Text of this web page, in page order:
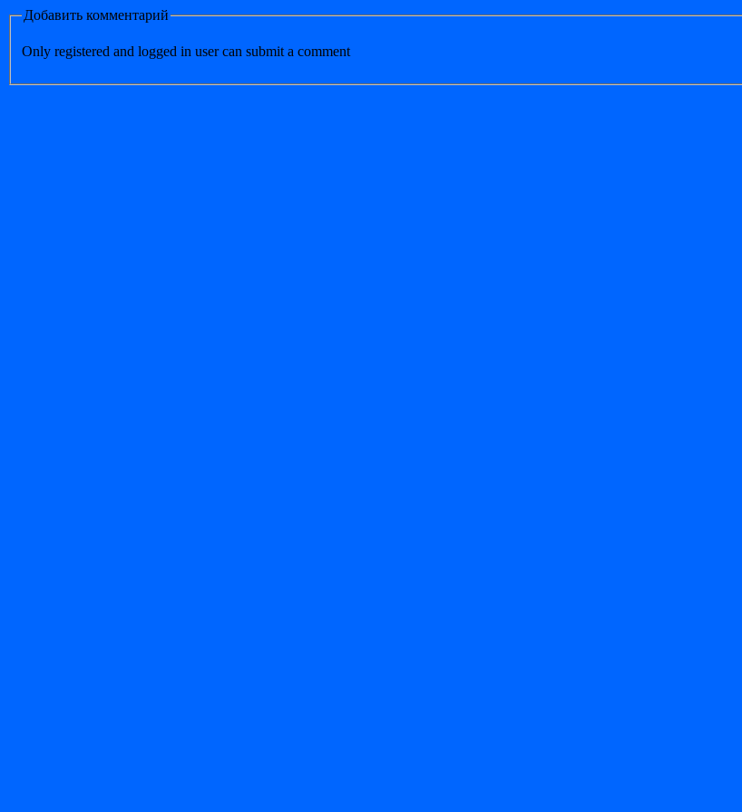
Добавить комментарий
Only registered and logged in user can submit a comment